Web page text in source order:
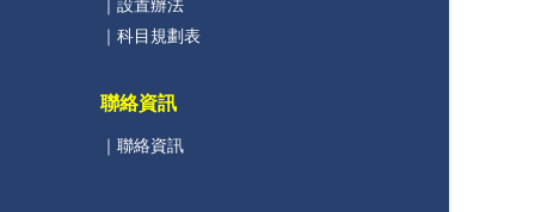
｜設置辦法
｜科目規劃表
聯絡資訊
｜聯絡資訊